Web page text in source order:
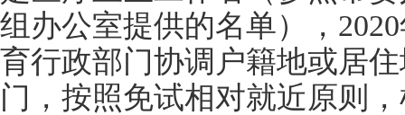
组办公室提供的名单），
育行政部门协调户籍地或居
门，按照免试相对就近原则